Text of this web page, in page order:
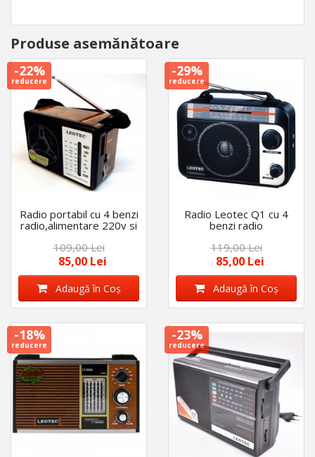
Produse asemănătoare
-22%
reducere
Radio portabil cu 4 benzi
radio,alimentare 220v si
616LW
109,00 Lei
85,00 Lei
Adaugă în Coş
-29%
reducere
Radio Leotec Q1 cu 4
benzi radio
alimentare 220v si
baterii
119,00 Lei
85,00 Lei
Adaugă în Coş
-18%
reducere
-23%
reducere